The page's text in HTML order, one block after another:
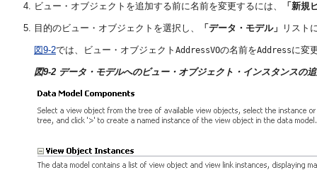
ビュー・オブジェクトを追加する前に名前を変更するには、 「新規
目的のビュー・オブジェクトを選択し、 「データ・モデル」 リスト
図9-2では、ビュー・オブジェクト AddressVOの名前をAddressに変
図9-2 データ・モデルへのビュー・オブジェクト・インスタンスの